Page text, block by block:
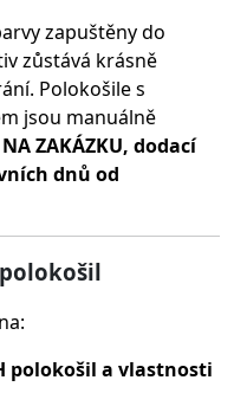
zapuštěny do
zůstává krásně
Polokošile s
jsou manuálně
ZAKÁZKU, dodací
dnů od
polokošil a vlastnosti